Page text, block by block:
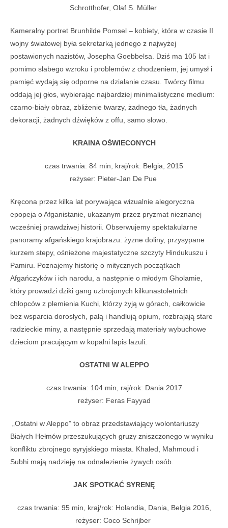
Schrotthofer, Olaf S. Müller
Kameralny portret Brunhilde Pomsel – kobiety, która w czasie II
wojny światowej była sekretarką jednego z najwyżej
postawionych nazistów, Josepha Goebbelsa. Dziś ma 105 lat i
pomimo słabego wzroku i problemów z chodzeniem, jej umysł i
pamięć wydają się odporne na działanie czasu. Twórcy filmu
oddają jej głos, wybierając najbardziej minimalistyczne medium:
czarno-biały obraz, zbliżenie twarzy, żadnego tła, żadnych
dekoracji, żadnych dźwięków z offu, samo słowo.
KRAINA OŚWIECONYCH
czas trwania: 84 min, kraj/rok: Belgia, 2015
reżyser: Pieter-Jan De Pue
Kręcona przez kilka lat porywająca wizualnie alegoryczna
epopeja o Afganistanie, ukazanym przez pryzmat nieznanej
wcześniej prawdziwej historii. Obserwujemy spektakularne
panoramy afgańskiego krajobrazu: żyzne doliny, przysypane
kurzem stepy, ośnieżone majestatyczne szczyty Hindukuszu i
Pamiru. Poznajemy historię o mitycznych początkach
Afgańczyków i ich narodu, a następnie o młodym Gholamie,
który prowadzi dziki gang uzbrojonych kilkunastoletnich
chłopców z plemienia Kuchi, którzy żyją w górach, całkowicie
bez wsparcia dorosłych, palą i handlują opium, rozbrajają stare
radzieckie miny, a następnie sprzedają materiały wybuchowe
dzieciom pracującym w kopalni lapis lazuli.
OSTATNI W ALEPPO
czas trwania: 104 min, raj/rok: Dania 2017
reżyser: Feras Fayyad
„Ostatni w Aleppo” to obraz przedstawiający wolontariuszy
Białych Hełmów przeszukujących gruzy zniszczonego w wyniku
konfliktu zbrojnego syryjskiego miasta. Khaled, Mahmoud i
Subhi mają nadzieję na odnalezienie żywych osób.
JAK SPOTKAĆ SYRENĘ
czas trwania: 95 min, kraj/rok: Holandia, Dania, Belgia 2016,
reżyser: Coco Schrijber